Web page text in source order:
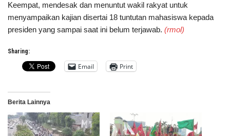
Keempat, mendesak dan menuntut wakil rakyat untuk
menyampaikan kajian disertai 18 tuntutan mahasiswa kepada
presiden yang sampai saat ini belum terjawab. (rmol)
Sharing:
Email Print
Berita Lainnya